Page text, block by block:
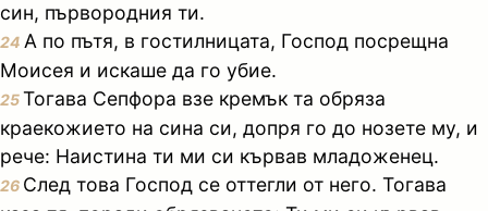
син, първородния ти.
24 А по пътя, в гостилницата, Господ посрещна
Моисея и искаше да го убие.
25Тогава Сепфора взе кремък та обряза
краекожието на сина си, допря го до нозете му, и
рече: Наистина ти ми си кървав младоженец.
26 След това Господ се оттегли от него. Тогава